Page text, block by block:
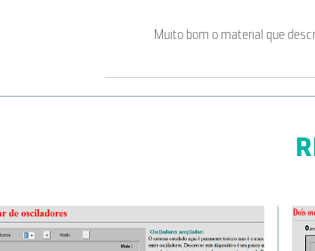
Muito bom o material que